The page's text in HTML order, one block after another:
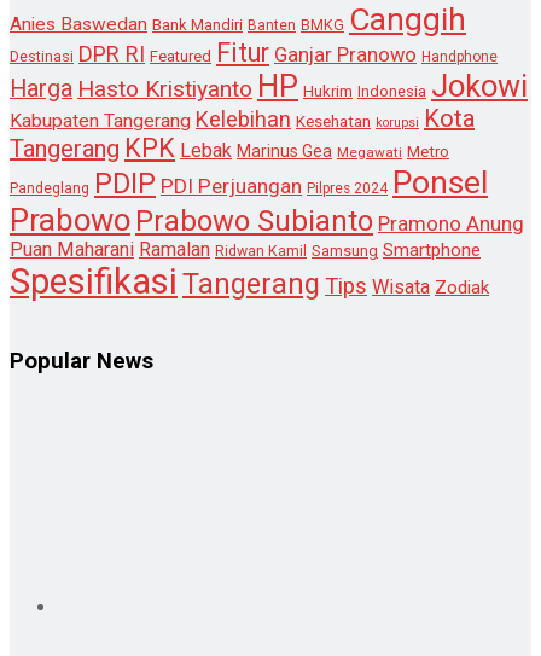
Anies Baswedan Bank Mandiri Banten BMKG Canggih
Destinasi DPR RI Featured Fitur Ganjar Pranowo Handphone
Harga Hasto Kristiyanto HP Hukrim Indonesia Jokowi
Kabupaten Tangerang Kelebihan Kesehatan korupsi
Kota
Tangerang KPK Lebak Marinus Gea Megawati Metro
Pandeglang PDIP PDI Perjuangan Pilpres 2024 Ponsel
Prabowo Prabowo Subianto Pramono Anung
Puan Maharani Ramalan Ridwan Kamil Samsung Smartphone
Spesifikasi Tangerang Tips Wisata Zodiak
Popular News